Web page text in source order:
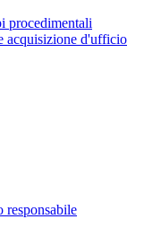
procedimentali
acquisizione d'ufficio